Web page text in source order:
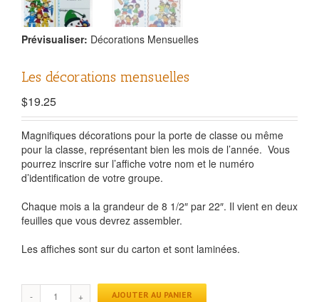
Prévisualiser: Décorations Mensuelles
Les décorations mensuelles
$19.25
Magnifiques décorations pour la porte de classe ou même
pour la classe, représentant bien les mois de l’année. Vous
pourrez inscrire sur l’affiche votre nom et le numéro
d’identification de votre groupe.
Chaque mois a la grandeur de 8 1/2″ par 22″. Il vient en deux
feuilles que vous devrez assembler.
Les affiches sont sur du carton et sont laminées.
AJOUTER AU PANIER